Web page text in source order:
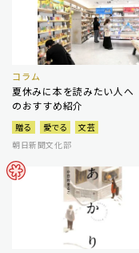
コラム
夏休みに本を読みたい人
のおすすめ紹介
贈る 愛でる
文芸
朝日新聞文化部